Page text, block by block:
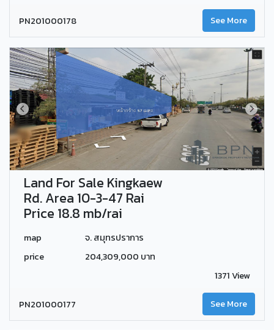
PN201000178 See More
Land For Sale Kingkaew
Rd. Area 10-3-47 Rai
Price 18.8 mb/rai
map
จ. สมุทรปราการ
price
204,309,000 บาท
1371 View
PN201000177 See More